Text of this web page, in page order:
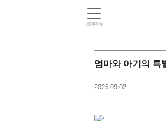
전체메뉴
엄마와 아기의 특
2025.09.02